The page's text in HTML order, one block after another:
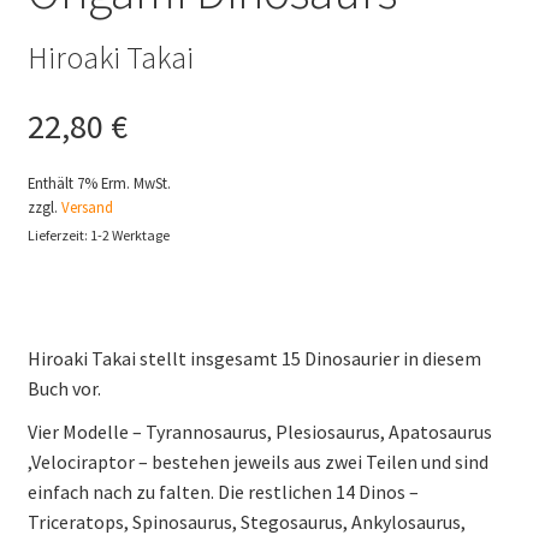
Hiroaki Takai
22,80 €
Enthält 7% Erm. MwSt.
zzgl. Versand
Lieferzeit: 1-2 Werktage
Hiroaki Takai stellt insgesamt 15 Dinosaurier in diesem
Buch vor.
Vier Modelle – Tyrannosaurus, Plesiosaurus, Apatosaurus
,Velociraptor – bestehen jeweils aus zwei Teilen und sind
einfach nach zu falten. Die restlichen 14 Dinos –
Triceratops, Spinosaurus, Stegosaurus, Ankylosaurus,